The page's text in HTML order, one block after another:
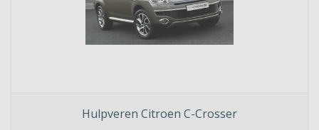
Hulpveren Citroen C-Crosser